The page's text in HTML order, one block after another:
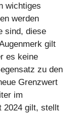
wichtiges
werden
sind, diese
gilt
es keine
zu den
Grenzwert
im
2024 gilt, stellt